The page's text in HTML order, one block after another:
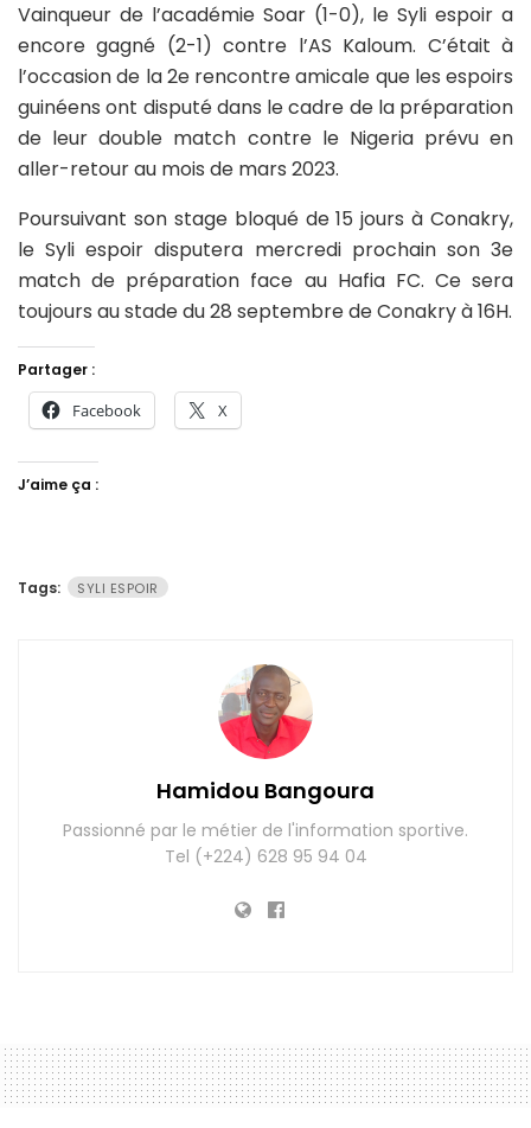
Vainqueur de l’académie Soar (1-0), le Syli espoir a
encore gagné (2-1) contre l’AS Kaloum. C’était à
l’occasion de la 2e rencontre amicale que les espoirs
guinéens ont disputé dans le cadre de la préparation
de leur double match contre le Nigeria prévu en
aller-retour au mois de mars 2023.
Poursuivant son stage bloqué de 15 jours à Conakry,
le Syli espoir disputera mercredi prochain son 3e
match de préparation face au Hafia FC. Ce sera
toujours au stade du 28 septembre de Conakry à 16H.
Partager :
Facebook X
J’aime ça :
Tags: SYLI ESPOIR
Hamidou Bangoura
Passionné par le métier de l'information sportive.
Tel (+224) 628 95 94 04